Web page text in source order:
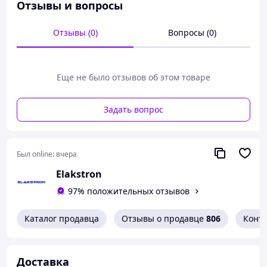
образовательный и экспериментальный комплект для
высоковольтных эффектов. Катушка позволяет не
только создавать высокочастотное напряжение для
воспроизводить звук и музыку через разряд. Такой
эффектным демонстрационным проектом.
Отзывы и вопросы
Отзывы (0) Вопросы (0)
Еще не было отзывов об этом товаре
Задать вопрос
Был online: вчера
Elakstron
97% положительных отзывов
Каталог продавца Отзывы о продавце 806
Доставка